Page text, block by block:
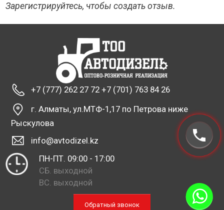
Зарегистрируйтесь, чтобы создать отзыв.
+7 (777) 262 27 72 +7 (701) 763 84 26
г. Алматы, ул.МТФ-1,17 по Петрова ниже
Рыскулова
info@avtodizel.kz
ПН-ПТ. 09:00 - 17:00
СБ. выходной
ВС. выходной
Обратный звонок